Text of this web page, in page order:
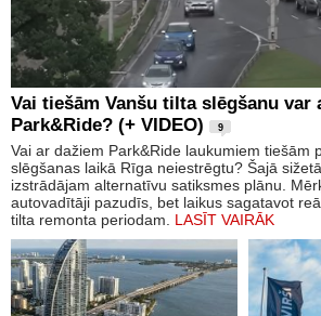
Vai tiešām Vanšu tilta slēgšanu var
Park&Ride? (+ VIDEO)
9
Vai ar dažiem Park&Ride laukumiem tiešām
slēgšanas laikā Rīga neiestrēgtu? Šajā
izstrādājam alternatīvu satiksmes plānu.
autovadītāji pazudīs, bet laikus sagatavot
tilta remonta periodam. LASĪT VAIRĀK